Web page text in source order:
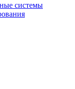
системы